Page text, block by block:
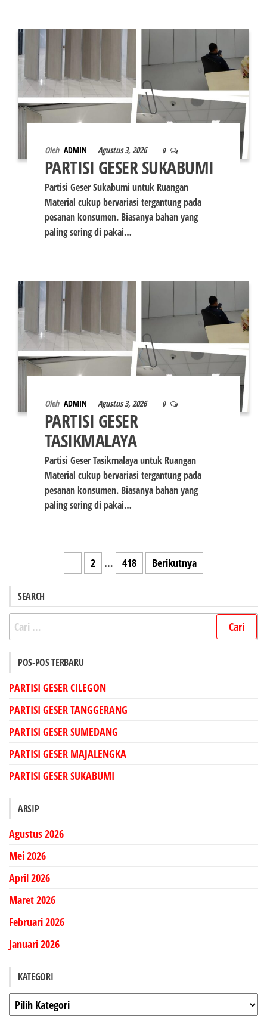
Oleh ADMIN Agustus 3, 2026 0
PARTISI GESER SUKABUMI
Partisi Geser Sukabumi untuk Ruangan
Material cukup bervariasi tergantung pada
pesanan konsumen. Biasanya bahan yang
paling sering di pakai…
Oleh ADMIN Agustus 3, 2026 0
PARTISI GESER
TASIKMALAYA
Partisi Geser Tasikmalaya untuk Ruangan
Material cukup bervariasi tergantung pada
pesanan konsumen. Biasanya bahan yang
paling sering di pakai…
pos
2 … 418 Berikutnya
SEARCH
Cari
untuk:
POS-POS TERBARU
PARTISI GESER CILEGON
PARTISI GESER TANGGERANG
PARTISI GESER SUMEDANG
PARTISI GESER MAJALENGKA
PARTISI GESER SUKABUMI
ARSIP
Agustus 2026
Mei 2026
April 2026
Maret 2026
Februari 2026
Januari 2026
KATEGORI
Kategori